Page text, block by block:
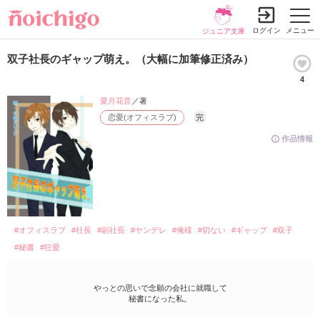
メニュー
ジュニア文庫 ログイン
双子社長のギャップ萌え。（大幅に加筆修正済み）
4
作品情報
恋愛(オフィスラブ) 完
愛月花音 ／著
#オフィスラブ #社長 #副社長 #ヤンデレ #俺様 #切ない #ギャップ
#双子
#秘書
#狂愛
やっとの思いで念願の会社に就職して
秘書になった私。